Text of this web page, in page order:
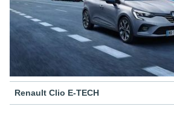
Renault Clio E-TECH